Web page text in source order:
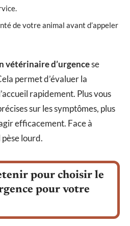
de votre animal avant d’appeler
vétérinaire d’urgencese
permet d’évaluer la
rapidement. Plus vous
sur les symptômes, plus
efficacement. Face à
lourd.
pour choisir le
pour votre